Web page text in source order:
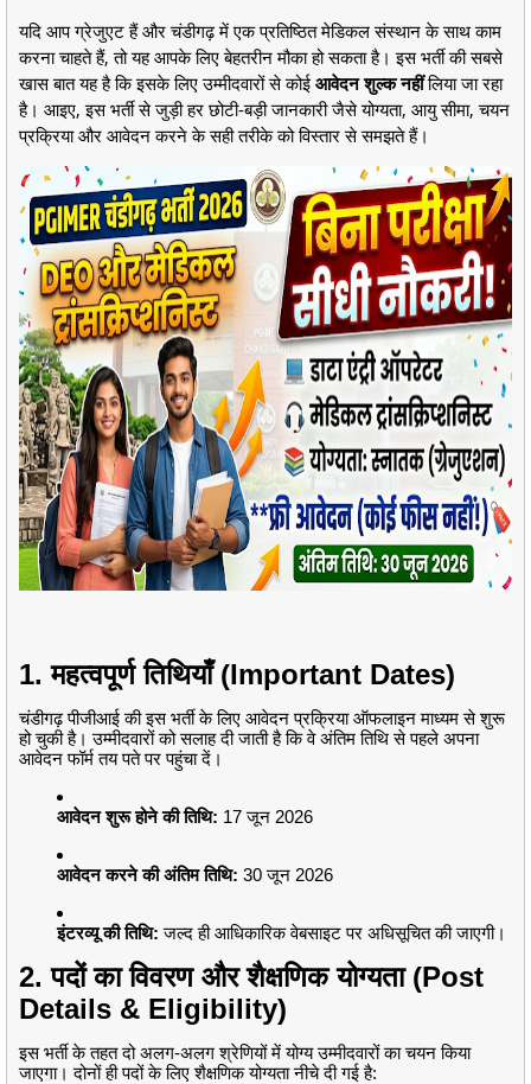
यदि आप ग्रेजुएट हैं और चंडीगढ़ में एक प्रतिष्ठित मेडिकल संस्थान के साथ काम
करना चाहते हैं, तो यह आपके लिए बेहतरीन मौका हो सकता है। इस भर्ती की सबसे
खास बात यह है कि इसके लिए उम्मीदवारों से कोईआवेदन शुल्क नहींलिया जा रहा
है। आइए, इस भर्ती से जुड़ी हर छोटी-बड़ी जानकारी जैसे योग्यता, आयु सीमा, चयन
प्रक्रिया और आवेदन करने के सही तरीके को विस्तार से समझते हैं।
1. महत्वपूर्ण तिथियाँ (Important Dates)
चंडीगढ़ पीजीआई की इस भर्ती के लिए आवेदन प्रक्रिया ऑफलाइन माध्यम से शुरू
हो चुकी है। उम्मीदवारों को सलाह दी जाती है कि वे अंतिम तिथि से पहले अपना
आवेदन फॉर्म तय पते पर पहुंचा दें।
आवेदन शुरू होने की तिथि: 17 जून 2026
आवेदन करने की अंतिम तिथि: 30 जून 2026
इंटरव्यू की तिथि: जल्द ही आधिकारिक वेबसाइट पर अधिसूचित की जाएगी।
2. पदों का विवरण और शैक्षणिक योग्यता (Post
Details & Eligibility)
इस भर्ती के तहत दो अलग-अलग श्रेणियों में योग्य उम्मीदवारों का चयन किया
जाएगा। दोनों ही पदों के लिए शैक्षणिक योग्यता नीचे दी गई है: